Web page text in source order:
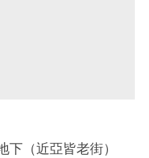
（近亞皆老街）